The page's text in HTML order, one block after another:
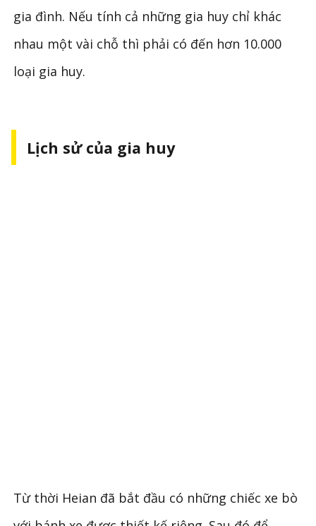
gia đình. Nếu tính cả những gia huy chỉ khác
nhau một vài chỗ thì phải có đến hơn 10.000
loại gia huy.
Lịch sử của gia huy
Từ thời Heian đã bắt đầu có những chiếc xe bò